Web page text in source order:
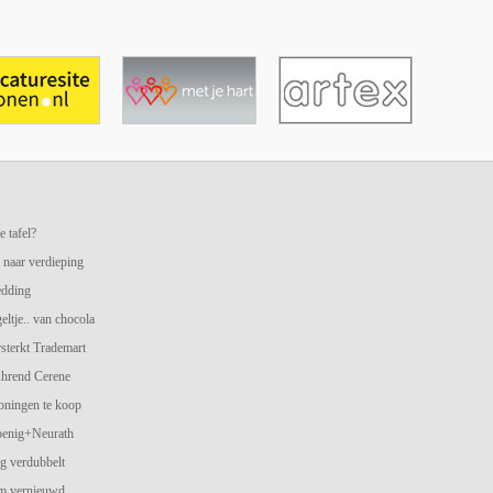
tafel?
verdieping
van chocola
Trademart
Cerene
te koop
verdubbelt